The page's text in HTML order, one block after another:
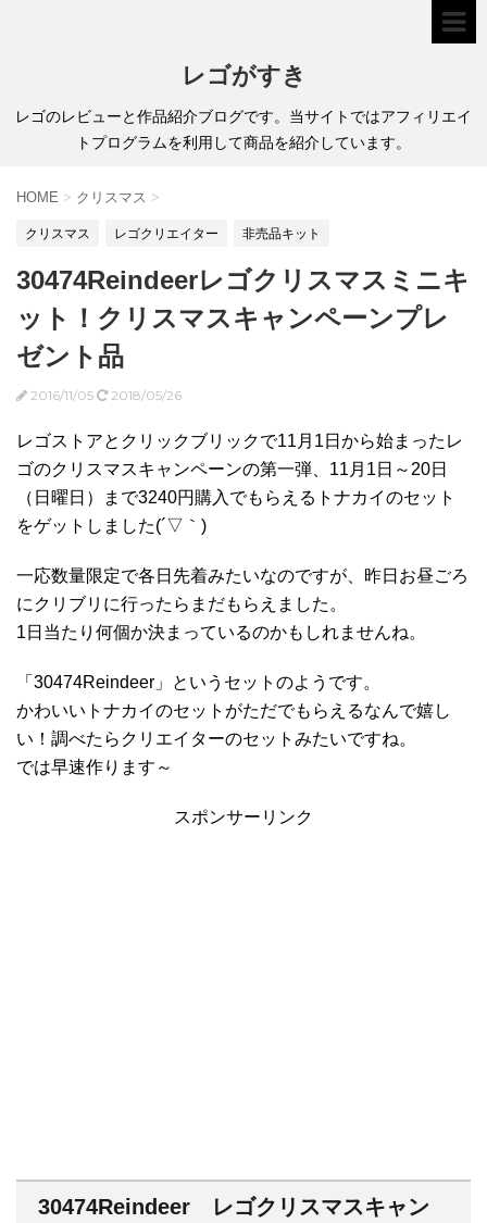
レゴがすき
レゴのレビューと作品紹介ブログです。当サイトではアフィリエイ
トプログラムを利用して商品を紹介しています。
HOME > クリスマス >
クリスマス レゴクリエイター 非売品キット
30474Reindeerレゴクリスマスミニキ
ット！クリスマスキャンペーンプレ
ゼント品
2016/11/05 2018/05/26
レゴストアとクリックブリックで11月1日から始まったレ
ゴのクリスマスキャンペーンの第一弾、11月1日～20日
（日曜日）まで3240円購入でもらえるトナカイのセット
をゲットしました(´▽｀)
一応数量限定で各日先着みたいなのですが、昨日お昼ごろ
にクリブリに行ったらまだもらえました。
1日当たり何個か決まっているのかもしれませんね。
「30474Reindeer」というセットのようです。
かわいいトナカイのセットがただでもらえるなんで嬉し
い！調べたらクリエイターのセットみたいですね。
では早速作ります～
スポンサーリンク
30474Reindeer レゴクリスマスキャン